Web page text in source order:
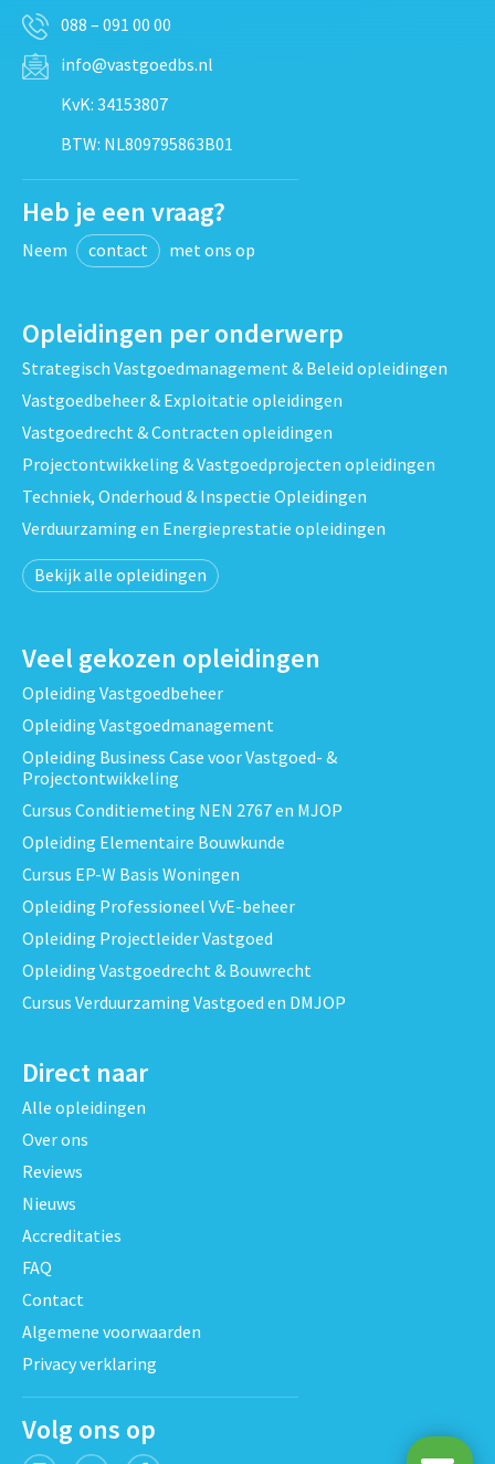
088 – 091 00 00
info@vastgoedbs.nl
KvK: 34153807
BTW: NL809795863B01
Heb je een vraag?
Neem contact met ons op
Opleidingen per onderwerp
Strategisch Vastgoedmanagement & Beleid opleidingen
Vastgoedbeheer & Exploitatie opleidingen
Vastgoedrecht & Contracten opleidingen
Projectontwikkeling & Vastgoedprojecten opleidingen
Techniek, Onderhoud & Inspectie Opleidingen
Verduurzaming en Energieprestatie opleidingen
Bekijk alle opleidingen
Veel gekozen opleidingen
Opleiding Vastgoedbeheer
Opleiding Vastgoedmanagement
Opleiding Business Case voor Vastgoed- &
Projectontwikkeling
Cursus Conditiemeting NEN 2767 en MJOP
Opleiding Elementaire Bouwkunde
Cursus EP-W Basis Woningen
Opleiding Professioneel VvE-beheer
Opleiding Projectleider Vastgoed
Opleiding Vastgoedrecht & Bouwrecht
Cursus Verduurzaming Vastgoed en DMJOP
Direct naar
Alle opleidingen
Over ons
Reviews
Nieuws
Accreditaties
FAQ
Contact
Algemene voorwaarden
Privacy verklaring
Volg ons op